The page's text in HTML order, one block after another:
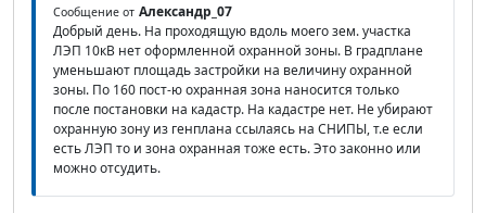
Сообщение от Александр_07
Добрый день. На проходящую вдоль моего зем. участка
ЛЭП 10кВ нет оформленной охранной зоны. В градплане
уменьшают площадь застройки на величину охранной
зоны. По 160 пост-ю охранная зона наносится только
после постановки на кадастр. На кадастре нет. Не убирают
охранную зону из генплана ссылаясь на СНИПЫ, т.е если
есть ЛЭП то и зона охранная тоже есть. Это законно или
можно отсудить.